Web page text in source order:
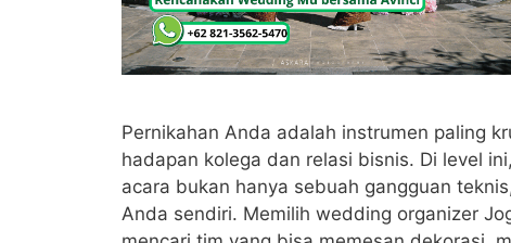
Pernikahan Anda adalah instrumen paling
hadapan kolega dan relasi bisnis. Di level
acara bukan hanya sebuah gangguan
Anda sendiri. Memilih wedding organizer